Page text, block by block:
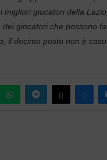
giocatori della
giocatori che possono
il decimo posto non è